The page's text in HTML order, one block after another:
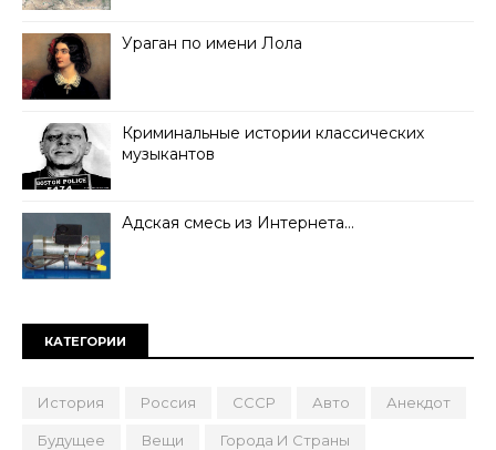
Ураган по имени Лола
Криминальные истории классических
музыкантов
Адская смесь из Интернета…
КАТЕГОРИИ
История Россия СССР Авто Анекдот
Будущее Вещи Города И Страны